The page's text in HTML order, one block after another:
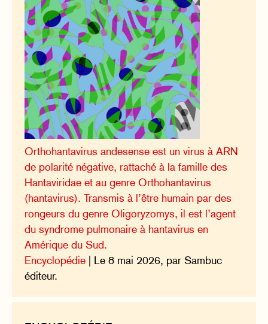
Orthohantavirus andesense est un virus à ARN
de polarité négative, rattaché à la famille des
Hantaviridae et au genre Orthohantavirus
(hantavirus). Transmis à l’être humain par des
rongeurs du genre Oligoryzomys, il est l’agent
du syndrome pulmonaire à hantavirus en
Amérique du Sud.
Encyclopédie | Le 8 mai 2026, par Sambuc
éditeur.